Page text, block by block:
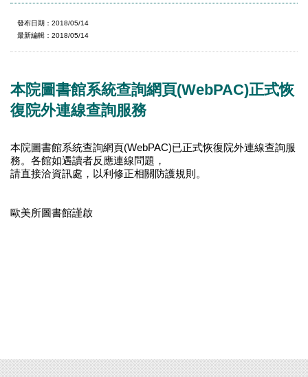
發布日期：2018/05/14
最新編輯：2018/05/14
本院圖書館系統查詢網頁(WebPAC)正式恢
復院外連線查詢服務
本院圖書館系統查詢網頁(WebPAC)已正式恢復院外連線查詢服
務。各館如遇讀者反應連線問題，
請直接洽資訊處，以利修正相關防護規則。
歐美所圖書館謹啟